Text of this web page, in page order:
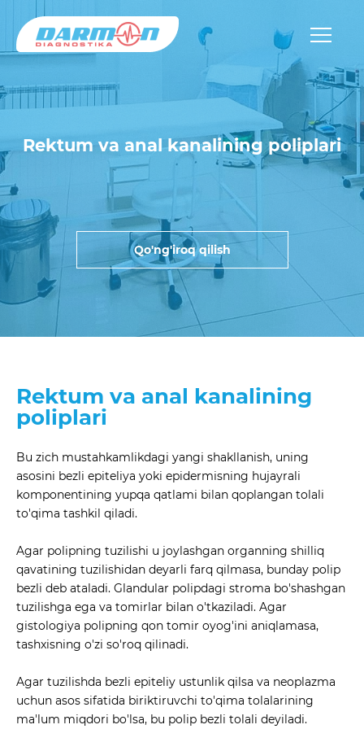
Rektum va anal kanalining poliplari
Qo'ng'iroq qilish
Rektum va anal kanalining
poliplari
Bu zich mustahkamlikdagi yangi shakllanish, uning
asosini bezli epiteliya yoki epidermisning hujayrali
komponentining yupqa qatlami bilan qoplangan tolali
to'qima tashkil qiladi.
Agar polipning tuzilishi u joylashgan organning shilliq
qavatining tuzilishidan deyarli farq qilmasa, bunday polip
bezli deb ataladi. Glandular polipdagi stroma bo'shashgan
tuzilishga ega va tomirlar bilan o'tkaziladi. Agar
gistologiya polipning qon tomir oyog'ini aniqlamasa,
tashxisning o'zi so'roq qilinadi.
Agar tuzilishda bezli epiteliy ustunlik qilsa va neoplazma
uchun asos sifatida biriktiruvchi to'qima tolalarining
ma'lum miqdori bo'lsa, bu polip bezli tolali deyiladi.